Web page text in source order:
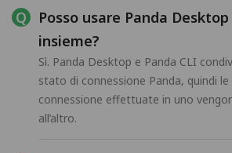
Posso usare Panda
insieme?
Sì. Panda Desktop e Panda CLI
stato di connessione Panda, quindi
connessione effettuate in uno
all’altro.